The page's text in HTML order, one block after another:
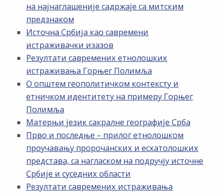
на најнаглашеније садржаје са митским
предзнаком
Источна Србија као савремени
истраживачки изазов
Резултати савремених етнолошких
истраживања Горњег Полимља
О општем геополитичком контексту и
етничком идентитету на примеру Горњег
Полимља
Матерњи језик сакралне географије Срба
Прво и последње – прилог етнолошком
проучавању пророчанских и есхатолошких
представа, са нагласком на подручју источне
Србије и суседних области
Резултати савремених истраживања